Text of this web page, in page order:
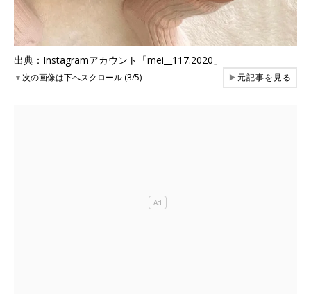
出典：Instagramアカウント「mei__117.2020」
▼次の画像は下へスクロール (3/5) ▶元記事を見る